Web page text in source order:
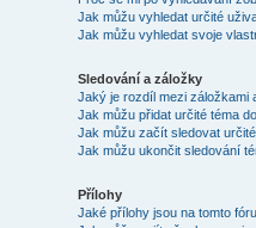
Jak můžu vyhledat určité
Jak můžu vyhledat svoje
Sledování a záložky
Jaký je rozdíl mezi záložkami
Jak můžu přidat určité téma
Jak můžu začít sledovat
Jak můžu ukončit sledování
Přílohy
Jaké přílohy jsou na tomto